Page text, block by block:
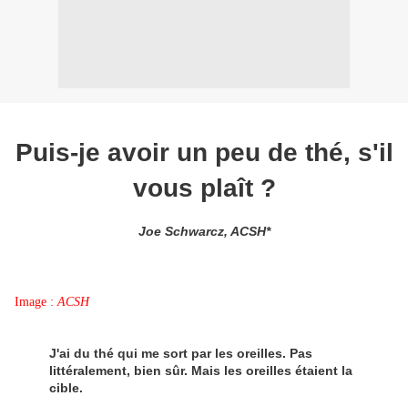
Puis-je avoir un peu de thé, s'il
vous plaît ?
Joe Schwarcz, ACSH*
Image : ACSH
J'ai du thé qui me sort par les oreilles. Pas
littéralement, bien sûr. Mais les oreilles étaient la
cible.